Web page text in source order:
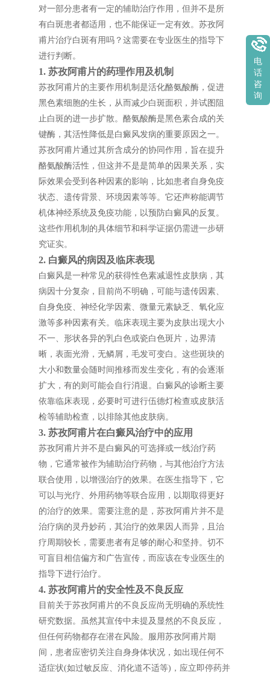
对一部分患者有一定的辅助治疗作用，但并不是所
有白斑患者都适用，也不能保证一定有效。苏孜阿
甫片治疗白斑有用吗？这需要在专业医生的指导下
进行判断。
1. 苏孜阿甫片的药理作用及机制
苏孜阿甫片的主要作用机制是活化酪氨酸酶，促进
黑色素细胞的生长，从而减少白斑面积，并试图阻
止白斑的进一步扩散。酪氨酸酶是黑色素合成的关
键酶，其活性降低是白癜风发病的重要原因之一。
苏孜阿甫片通过其所含成分的协同作用，旨在提升
酪氨酸酶活性，但这并不是是简单的因果关系，实
际效果会受到各种因素的影响，比如患者自身免疫
状态、遗传背景、环境因素等等。它还声称能调节
机体神经系统及免疫功能，以预防白癜风的反复。
这些作用机制的具体细节和科学证据仍需进一步研
究证实。
2. 白癜风的病因及临床表现
白癜风是一种常见的获得性色素减退性皮肤病，其
病因十分复杂，目前尚不明确，可能与遗传因素、
自身免疫、神经化学因素、微量元素缺乏、氧化应
激等多种因素有关。临床表现主要为皮肤出现大小
不一、形状各异的乳白色或瓷白色斑片，边界清
晰，表面光滑，无鳞屑，毛发可变白。这些斑块的
大小和数量会随时间推移而发生变化，有的会逐渐
扩大，有的则可能会自行消退。白癜风的诊断主要
依靠临床表现，必要时可进行伍德灯检查或皮肤活
检等辅助检查，以排除其他皮肤病。
3. 苏孜阿甫片在白癜风治疗中的应用
苏孜阿甫片并不是白癜风的可选择或一线治疗药
物，它通常被作为辅助治疗药物，与其他治疗方法
联合使用，以增强治疗的效果。在医生指导下，它
可以与光疗、外用药物等联合应用，以期取得更好
的治疗的效果。需要注意的是，苏孜阿甫片并不是
治疗病的灵丹妙药，其治疗的效果因人而异，且治
疗周期较长，需要患者有足够的耐心和坚持。切不
可盲目相信偏方和广告宣传，而应该在专业医生的
指导下进行治疗。
4. 苏孜阿甫片的安全性及不良反应
目前关于苏孜阿甫片的不良反应尚无明确的系统性
研究数据。虽然其宣传中未提及显然的不良反应，
但任何药物都存在潜在风险。服用苏孜阿甫片期
间，患者应密切关注自身身体状况，如出现任何不
适症状(如过敏反应、消化道不适等)，应立即停药并
电
话
咨
询